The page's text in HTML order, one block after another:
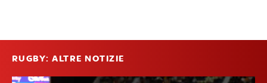
RUGBY: ALTRE NOTIZIE